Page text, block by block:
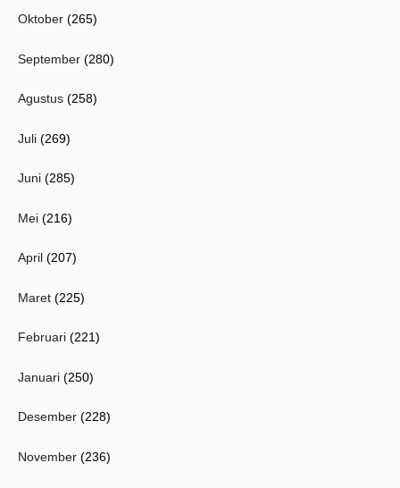
Oktober (265)
September (280)
Agustus (258)
Juli (269)
Juni (285)
Mei (216)
April (207)
Maret (225)
Februari (221)
Januari (250)
Desember (228)
November (236)